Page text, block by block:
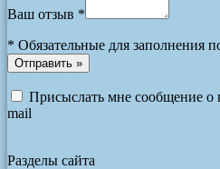
Ваш отзыв *
* Обязательные для заполнения
Присыслать мне сообщение о
mail
Разделы сайта